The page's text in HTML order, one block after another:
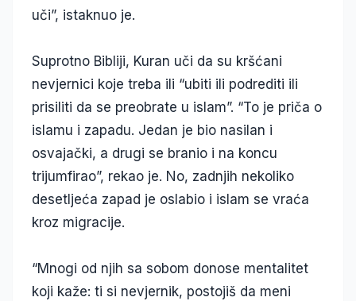
uči”, istaknuo je.
Suprotno Bibliji, Kuran uči da su kršćani
nevjernici koje treba ili “ubiti ili podrediti ili
prisiliti da se preobrate u islam”. “To je priča o
islamu i zapadu. Jedan je bio nasilan i
osvajački, a drugi se branio i na koncu
trijumfirao”, rekao je. No, zadnjih nekoliko
desetljeća zapad je oslabio i islam se vraća
kroz migracije.
“Mnogi od njih sa sobom donose mentalitet
koji kaže: ti si nevjernik, postojiš da meni